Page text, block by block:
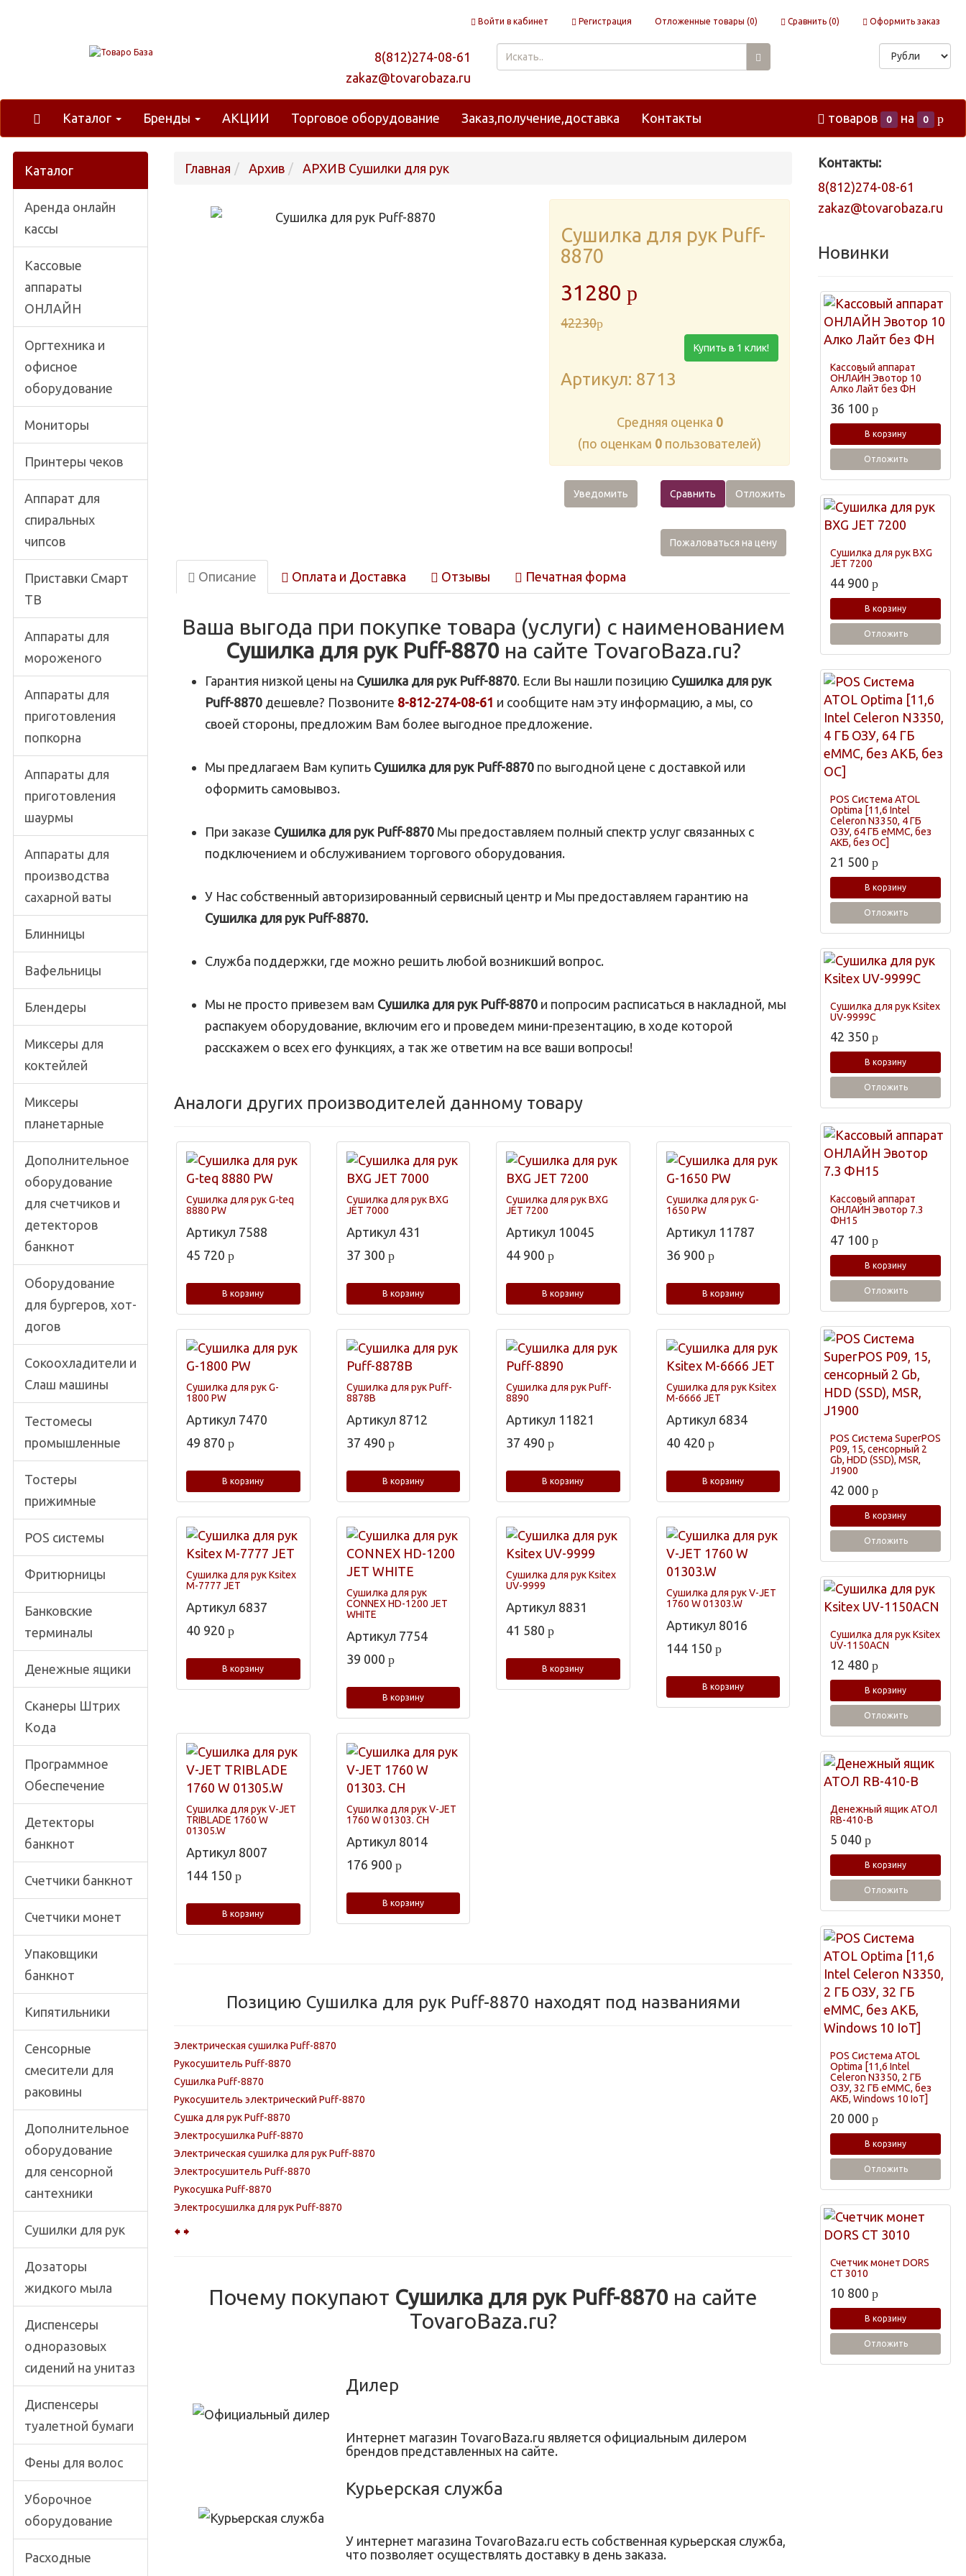
Войти в кабинет Регистрация Отложенные товары (0) Сравнить (0) Оформить заказ
8(812)274-08-61
zakaz@tovarobaza.ru
Каталог Бренды АКЦИИ Торговое оборудование Заказ,получение,доставка Контакты товаров 0 на 0 p
Каталог
Аренда онлайн
кассы
Кассовые
аппараты
ОНЛАЙН
Оргтехника и
офисное
оборудование
Мониторы
Принтеры чеков
Аппарат для
спиральных
чипсов
Приставки Смарт
ТВ
Аппараты для
мороженого
Аппараты для
приготовления
попкорна
Аппараты для
приготовления
шаурмы
Аппараты для
производства
сахарной ваты
Блинницы
Вафельницы
Блендеры
Миксеры для
коктейлей
Миксеры
планетарные
Дополнительное
оборудование
для счетчиков и
детекторов
банкнот
Оборудование
для бургеров, хот-
догов
Сокоохладители и
Слаш машины
Тестомесы
промышленные
Тостеры
прижимные
POS системы
Фритюрницы
Банковские
терминалы
Денежные ящики
Сканеры Штрих
Кода
Программное
Обеспечение
Детекторы
банкнот
Счетчики банкнот
Счетчики монет
Упаковщики
банкнот
Кипятильники
Сенсорные
смесители для
раковины
Дополнительное
оборудование
для сенсорной
сантехники
Сушилки для рук
Дозаторы
жидкого мыла
Диспенсеры
одноразовых
сидений на унитаз
Диспенсеры
туалетной бумаги
Фены для волос
Уборочное
оборудование
Расходные
Главная Архив АРХИВ Сушилки для рук
Сушилка для рук Puff-
8870
31280 p
42230p
Купить в 1 клик!
Артикул: 8713
Cредняя оценка 0
(по оценкам 0 пользователей)
Уведомить Сравнить Отложить
Пожаловаться на цену
Описание Оплата и Доставка Отзывы Печатная форма
Ваша выгода при покупке товара (услуги) с наименованием
Сушилка для рук Puff-8870на сайте TovaroBaza.ru?
Гарантия низкой цены на Сушилка для рук Puff-8870. Если Вы нашли позицию Сушилка для рук
Puff-8870 дешевле? Позвоните 8-812-274-08-61 и сообщите нам эту информацию, а мы, со
своей стороны, предложим Вам более выгодное предложение.
Мы предлагаем Вам купить Сушилка для рук Puff-8870 по выгодной цене с доставкой или
оформить самовывоз.
При заказе Сушилка для рук Puff-8870 Мы предоставляем полный спектр услуг связанных с
подключением и обслуживанием торгового оборудования.
У Нас собственный авторизированный сервисный центр и Мы предоставляем гарантию на
Сушилка для рук Puff-8870.
Служба поддержки, где можно решить любой возникший вопрос.
Мы не просто привезем вам Сушилка для рук Puff-8870 и попросим расписаться в накладной, мы
распакуем оборудование, включим его и проведем мини-презентацию, в ходе которой
расскажем о всех его функциях, а так же ответим на все ваши вопросы!
Аналоги других производителей данному товару
Сушилка для рук G-teq
8880 PW
Артикул 7588
45 720 p
В корзину
Сушилка для рук BXG
JET 7000
Артикул 431
37 300 p
В корзину
Сушилка для рук BXG
JET 7200
Артикул 10045
44 900 p
В корзину
Сушилка для рук G-
1650 PW
Артикул 11787
36 900 p
В корзину
Сушилка для рук G-
1800 PW
Артикул 7470
49 870 p
В корзину
Сушилка для рук Puff-
8878B
Артикул 8712
37 490 p
В корзину
Сушилка для рук Puff-
8890
Артикул 11821
37 490 p
В корзину
Сушилка для рук Ksitex
M-6666 JET
Артикул 6834
40 420 p
В корзину
Сушилка для рук Ksitex
M-7777 JET
Артикул 6837
40 920 p
В корзину
Сушилка для рук
CONNEX HD-1200 JET
WHITE
Артикул 7754
39 000 p
В корзину
Сушилка для рук Ksitex
UV-9999
Артикул 8831
41 580 p
В корзину
Сушилка для рук V-JET
1760 W 01303.W
Артикул 8016
144 150 p
В корзину
Сушилка для рук V-JET
TRIBLADE 1760 W
01305.W
Артикул 8007
144 150 p
В корзину
Сушилка для рук V-JET
1760 W 01303. CH
Артикул 8014
176 900 p
В корзину
Позицию Сушилка для рук Puff-8870 находят под названиями
Электрическая сушилка Puff-8870
Рукосушитель Puff-8870
Сушилка Puff-8870
Рукосушитель электрический Puff-8870
Сушка для рук Puff-8870
Электросушилка Puff-8870
Электрическая сушилка для рук Puff-8870
Электросушитель Puff-8870
Рукосушка Puff-8870
Электросушилка для рук Puff-8870
🠸 🠺
Почему покупают Сушилка для рук Puff-8870 на сайте
TovaroBaza.ru?
Дилер
Интернет магазин TovaroBaza.ru является официальным дилером
брендов представленных на сайте.
Курьерская служба
У интернет магазина TovaroBaza.ru есть собственная курьерская служба,
что позволяет осуществлять доставку в день заказа.
Контакты:
8(812)274-08-61
zakaz@tovarobaza.ru
Новинки
Кассовый аппарат
ОНЛАЙН Эвотор 10
Алко Лайт без ФН
36 100 p
В корзину
Отложить
Сушилка для рук BXG
JET 7200
44 900 p
В корзину
Отложить
POS Система ATOL
Optima [11,6 Intel
Celeron N3350, 4 ГБ
ОЗУ, 64 ГБ eMMC, без
АКБ, без ОС]
21 500 p
В корзину
Отложить
Сушилка для рук Ksitex
UV-9999С
42 350 p
В корзину
Отложить
Кассовый аппарат
ОНЛАЙН Эвотор 7.3
ФН15
47 100 p
В корзину
Отложить
POS Система SuperPOS
P09, 15, сенсорный 2
Gb, HDD (SSD), MSR,
J1900
42 000 p
В корзину
Отложить
Сушилка для рук Ksitex
UV-1150ACN
12 480 p
В корзину
Отложить
Денежный ящик АТОЛ
RB-410-B
5 040 p
В корзину
Отложить
POS Система ATOL
Optima [11,6 Intel
Celeron N3350, 2 ГБ
ОЗУ, 32 ГБ eMMC, без
АКБ, Windows 10 IoT]
20 000 p
В корзину
Отложить
Счетчик монет DORS
CT 3010
10 800 p
В корзину
Отложить